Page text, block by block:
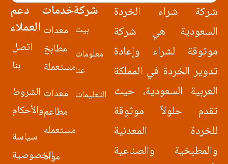
شركة شراء الخردة
السعودية هي شركة
موثوقة لشراء وإعادة
تدوير الخردة في المملكة
العربية السعودية، حيث
تقدم حلولاً موثوقة
للخردة المعدنية
والمطبخية والصناعية
شركة
بيت
معلومات
عنا
التعليمات
خدمات
معدات
مطابخ
مستعملة
معدات
مطاعم
مستعمله
مواد
دعم
العملاء
اتصل
بنا
الشروط
والأحكام
سياسة
الخصوصية